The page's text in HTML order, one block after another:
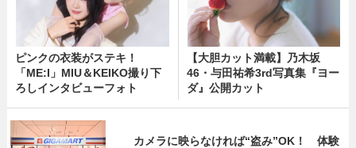
ピンクの衣装がステキ！
「ME:I」MIU＆KEIKO撮り下
ろしインタビューフォト
【大胆カット満載】乃木坂
46・与田祐希3rd写真集『ヨー
ダ』公開カット
カメラに映らなければ“盗み”OK！ 体験